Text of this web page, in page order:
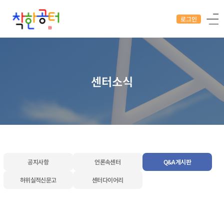
로그인
센터소식
공지사항 언론속센터 Q&A게시판
허위실적신문고 센터다이어리